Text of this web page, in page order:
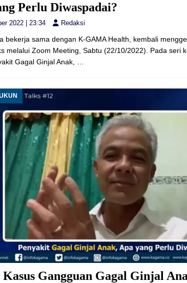
Perlu Diwaspadai?
2022 | 23:34 Redaksi
bekerja sama dengan K-GAMA Health, kembali
melalui Zoom Meeting, Sabtu (22/10/2022). Pada seri
Gagal Ginjal Anak, …
Kasus Gangguan Gagal Ginjal